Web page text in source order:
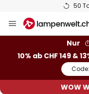
50
Inhalt
Nur
10% ab CHF 149 &
Code:
WOW